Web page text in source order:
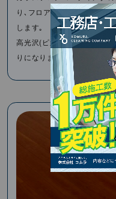
り､フロアコーティングの中
します｡
⾼光沢(ピカピカ)な美観が
りになりますので最適です。